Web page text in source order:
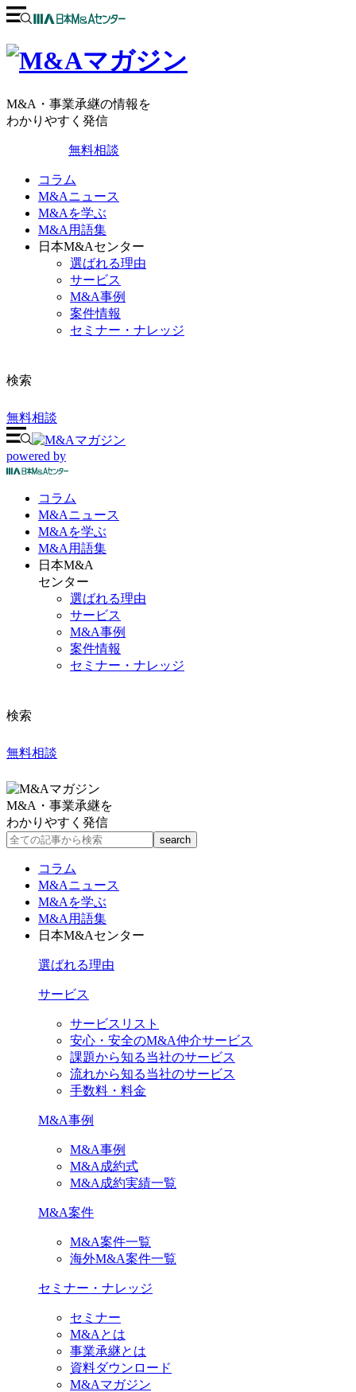
M&A・事業承継の情報を
わかりやすく発信
無料相談
コラム
M&Aニュース
M&Aを学ぶ
M&A用語集
日本M&Aセンター
選ばれる理由
サービス
M&A事例
案件情報
セミナー・ナレッジ
検索
無料相談
powered by
コラム
M&Aニュース
M&Aを学ぶ
M&A 用語集
日本M&A
センター
選ばれる理由
サービス
M&A事例
案件情報
セミナー・ナレッジ
検索
無料相談
M&A・事業承継を
わかりやすく発信
コラム
M&Aニュース
M&Aを学ぶ
M&A用語集
日本M&Aセンター
選ばれる理由
サービス
サービスリスト
安心・安全のM&A仲介サービス
課題から知る当社のサービス
流れから知る当社のサービス
手数料・料金
M&A事例
M&A事例
M&A成約式
M&A成約実績一覧
M&A案件
M&A案件一覧
海外M&A案件一覧
セミナー・ナレッジ
セミナー
M&Aとは
事業承継とは
資料ダウンロード
M&Aマガジン